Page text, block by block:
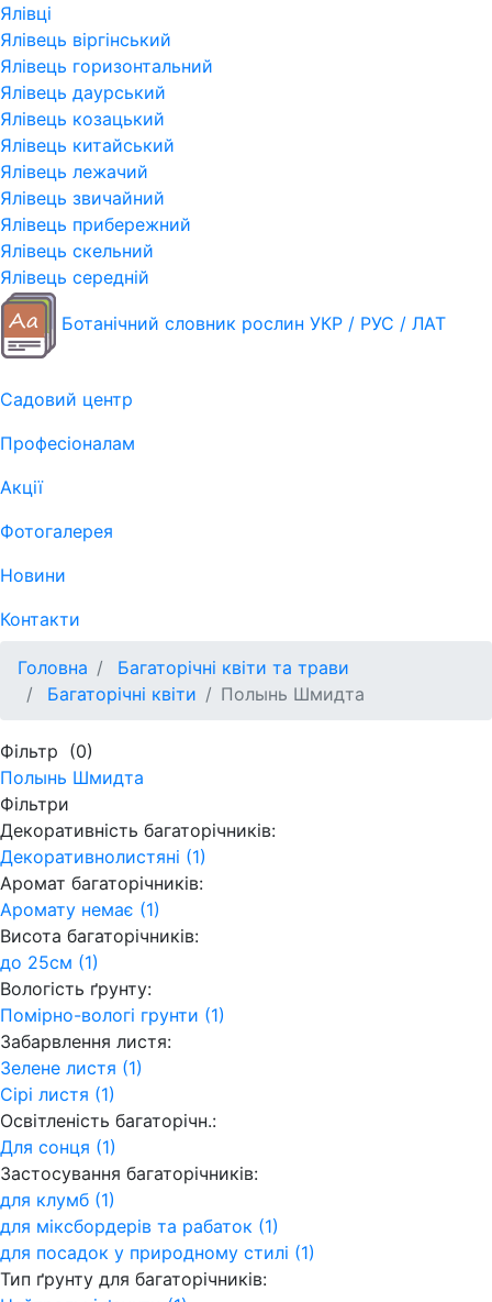
Ялівці
Ялівець віргінський
Ялівець горизонтальний
Ялівець даурський
Ялівець козацький
Ялівець китайський
Ялівець лежачий
Ялівець звичайний
Ялівець прибережний
Ялівець скельний
Ялівець середній
Ботанічний словник рослин УКР / РУС / ЛАТ
Садовий центр
Професіоналам
Акції
Фотогалерея
Новини
Контакти
Головна
Багаторічні квіти та трави
Багаторічні квіти
Полынь Шмидта
Фільтр (0)
Полынь Шмидта
Фільтри
Декоративність багаторічників:
Декоративнолистяні (1)
Аромат багаторічників:
Аромату немає (1)
Висота багаторічників:
до 25см (1)
Вологість ґрунту:
Помірно-вологі грунти (1)
Забарвлення листя:
Зелене листя (1)
Сірі листя (1)
Освітленість багаторічн.:
Для сонця (1)
Застосування багаторічників:
для клумб (1)
для міксбордерів та рабаток (1)
для посадок у природному стилі (1)
Тип ґрунту для багаторічників: